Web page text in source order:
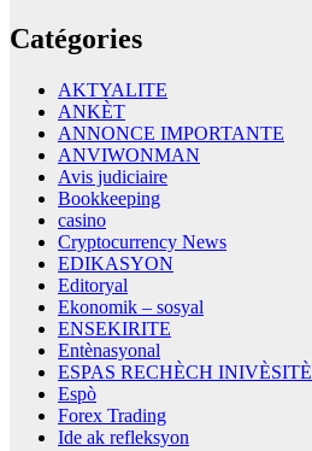
Catégories
AKTYALITE
ANKÈT
ANNONCE IMPORTANTE
ANVIWONMAN
Avis judiciaire
Bookkeeping
casino
Cryptocurrency News
EDIKASYON
Editoryal
Ekonomik – sosyal
ENSEKIRITE
Entènasyonal
ESPAS RECHÈCH INIVÈSITÈ
Espò
Forex Trading
Ide ak refleksyon